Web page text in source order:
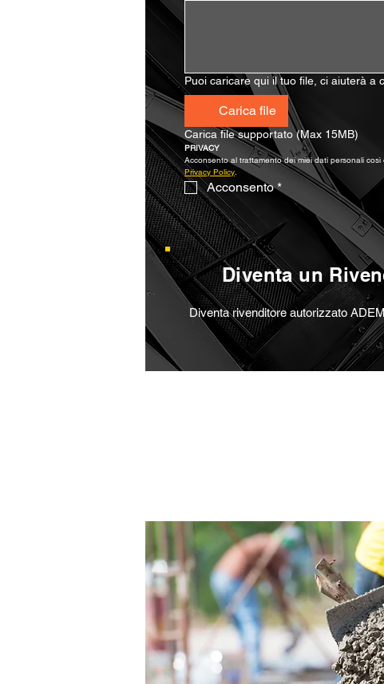
Puoi caricare qui il tuo file, ci aiuterà a
Carica file
Carica file supportato (Max 15MB)
PRIVACY
Privacy Policy.
Acconsento *
Diventa un
Diventa rivenditore autorizzato